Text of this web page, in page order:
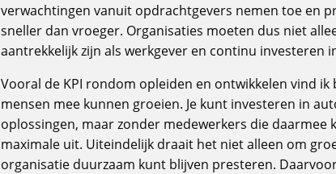
verwachtingen vanuit opdrachtgevers nemen toe en
sneller dan vroeger. Organisaties moeten dus niet
aantrekkelijk zijn als werkgever en continu investeren
Vooral de KPI rondom opleiden en ontwikkelen vind
mensen mee kunnen groeien. Je kunt investeren in
oplossingen, maar zonder medewerkers die daarmee
maximale uit. Uiteindelijk draait het niet alleen om
organisatie duurzaam kunt blijven presteren.